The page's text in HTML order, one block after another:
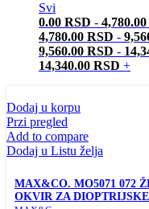
Svi
0.00 RSD - 4,780.00
4,780.00 RSD -
9,560.00 RSD -
14,340.00 RSD +
Dodaj u korpu
Przi pregled
Add to compare
Dodaj u Listu želja
MAX&CO. MO5071 072
OKVIR ZA